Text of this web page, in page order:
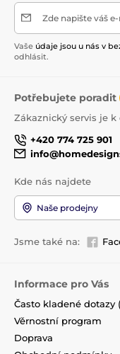
Zde napište váš
Vaše údaje jsou u nás v
odhlásit.
Potřebujete poradit
Zákaznický servis je k
+420 774 725 901
Kde nás najdete
Naše prodejny
Jsme také na:
Informace pro Vás
Často kladené dotazy
Věrnostní program
Doprava